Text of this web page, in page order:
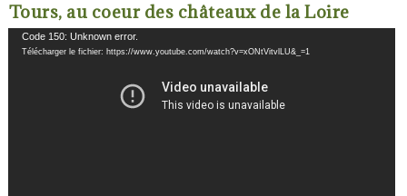
Tours, au coeur des châteaux de la Loire
Lecteur
vidéo
Code 150: Unknown error.
Télécharger le fichier: https://www.youtube.com/watch?v=xONtVitvlLU&_=1